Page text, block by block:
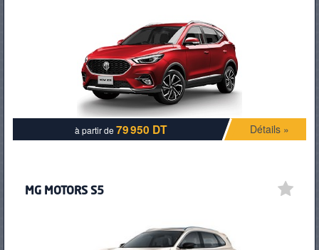
à partir de79 950 DT Détails »
MG MOTORS S5